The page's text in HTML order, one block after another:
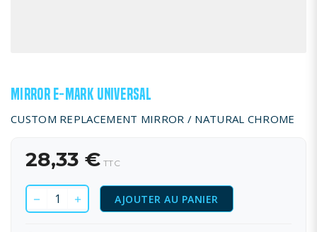
MIRROR E-MARK UNIVERSAL
CUSTOM REPLACEMENT MIRROR / NATURAL CHROME
28,33 € TTC
AJOUTER AU PANIER